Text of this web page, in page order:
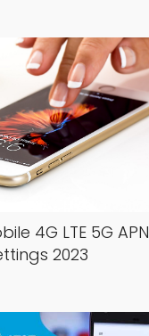
4G LTE 5G APN
2023